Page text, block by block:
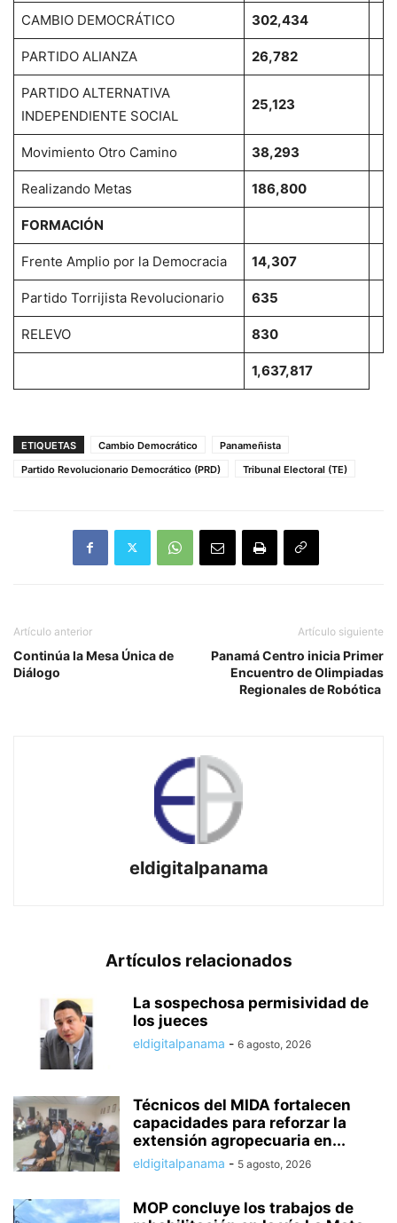
CAMBIO DEMOCRÁTICO 302,434
PARTIDO ALIANZA 26,782
PARTIDO ALTERNATIVA
INDEPENDIENTE SOCIAL
25,123
Movimiento Otro Camino 38,293
Realizando Metas 186,800
FORMACIÓN
Frente Amplio por la Democracia 14,307
Partido Torrijista Revolucionario 635
RELEVO 830
1,637,817
ETIQUETAS Cambio Democrático
Panameñista
Partido Revolucionario Democrático (PRD)
Tribunal Electoral (TE)
Artículo anterior
Continúa la Mesa Única de
Diálogo
Artículo siguiente
Panamá Centro inicia Primer
Encuentro de Olimpiadas
Regionales de Robótica
eldigitalpanama
Artículos relacionados
La sospechosa permisividad de
los jueces
eldigitalpanama - 6 agosto, 2026
Técnicos del MIDA fortalecen
capacidades para reforzar la
extensión agropecuaria en...
eldigitalpanama - 5 agosto, 2026
MOP concluye los trabajos de